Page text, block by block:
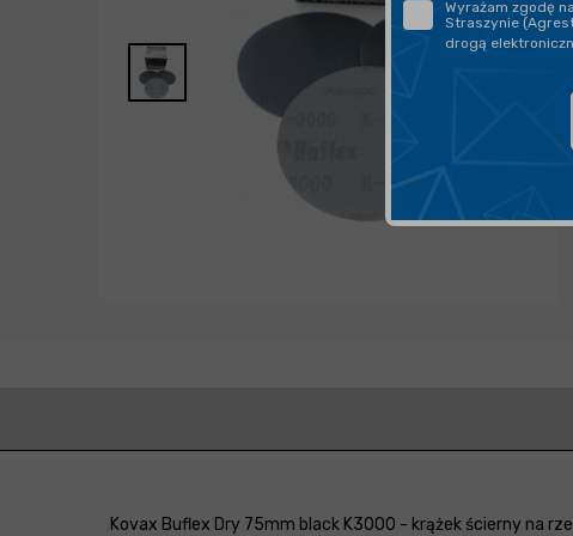
Kovax Buflex Dry 75mm black K3000 - krążek ścierny na
Wyrażam zgodę
Straszynie
drogą